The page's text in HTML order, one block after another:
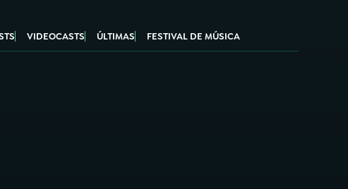
VIDEOCASTS ÚLTIMAS FESTIVAL DE MÚSICA